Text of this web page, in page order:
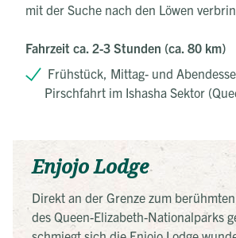
mit der Suche nach den Löwen
Fahrzeit ca. 2-3 Stunden (ca. 80 km)
Frühstück, Mittag- und
Pirschfahrt im Ishasha Sektor
Enjojo Lodge
Direkt an der Grenze zum
des Queen-Elizabeth-Nationalparks